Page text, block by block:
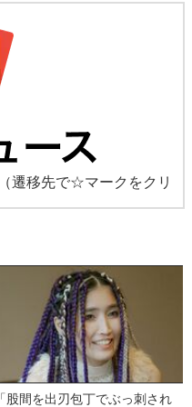
（遷移先で☆マークをクリ
「股間を出刃包丁でぶっ刺され